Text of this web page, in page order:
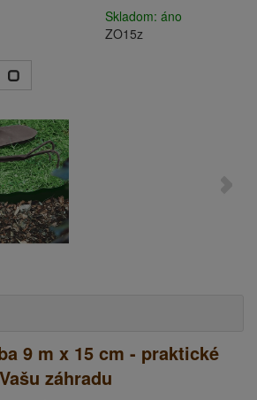
Skladom: áno
ZO15z
9 m x 15 cm - praktické
záhradu